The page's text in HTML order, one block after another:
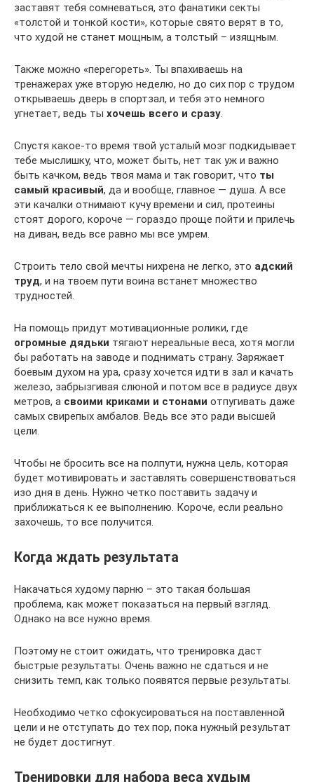
заставят тебя сомневаться, это фанатики секты
«толстой и тонкой кости», которые свято верят в то,
что худой не станет мощным, а толстый – изящным.
Также можно «перегореть». Ты впахиваешь на
тренажерах уже вторую неделю, но до сих пор с трудом
открываешь дверь в спортзал, и тебя это немного
угнетает, ведь ты хочешь всего и сразу
Спустя какое-то время твой усталый мозг подкидывает
тебе мыслишку, что, может быть, нет так уж и важно
быть качком, ведь твоя мама и так говорит, что ты
самый красивый, да и вообще, главное — душа. А все
эти качалки отнимают кучу времени и сил, протеины
стоят дорого, короче — гораздо проще пойти и прилечь
на диван, ведь все равно мы все умрем.
Строить тело свой мечты нихрена не легко, это адский
труд, и на твоем пути воина встанет множество
трудностей.
На помощь придут мотивационные ролики, где
огромные дядьки тягают нереальные веса, хотя могли
бы работать на заводе и поднимать страну. Заряжает
боевым духом на ура, сразу хочется идти в зал и качать
железо, забрызгивая слюной и потом все в радиусе двух
метров, а своими криками и стонами отпугивать даже
самых свирепых амбалов. Ведь все это ради высшей
цели.
Чтобы не бросить все на полпути, нужна цель, которая
будет мотивировать и заставлять совершенствоваться
изо дня в день. Нужно четко поставить задачу и
приближаться к ее выполнению. Короче, если реально
захочешь, то все получится.
Когда ждать результата
Накачаться худому парню – это такая большая
проблема, как может показаться на первый взгляд.
Однако на все нужно время.
Поэтому не стоит ожидать, что тренировка даст
быстрые результаты. Очень важно не сдаться и не
снизить темп, как только появятся первые результаты.
Необходимо четко сфокусироваться на поставленной
цели и не отступать до тех пор, пока нужный результат
не будет достигнут.
Тренировки для набора веса худым